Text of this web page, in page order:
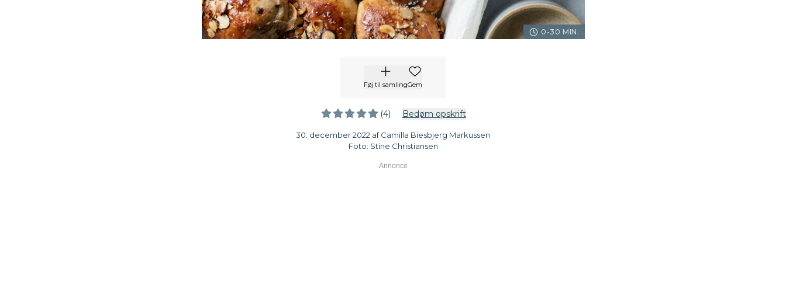
0-30 MIN.
Føj til samlingGem
(4) Bedøm opskrift
30. december 2022 af Camilla Biesbjerg Markussen
Foto: Stine Christiansen